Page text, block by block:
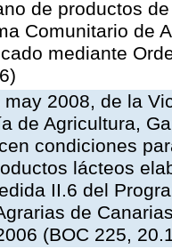
de productos
Comunitario de
mediante
2008, de la
de Agricultura,
condiciones
lácteos
II.6 del
de
(BOC 225,